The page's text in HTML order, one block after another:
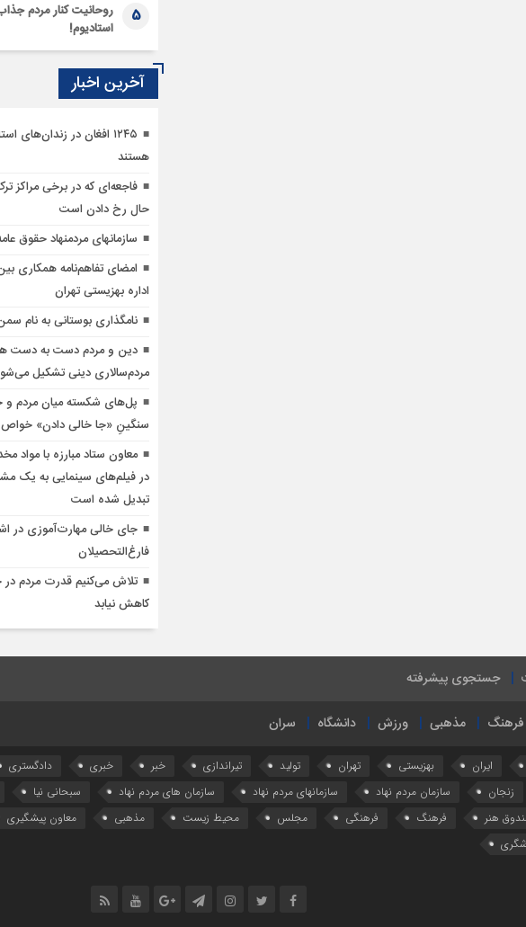
5
روحانیت کنار مردم
استادیوم!
آخرین اخبار
۱۲۴۵ افغان در
هستند
حال رخ دادن است
سازمان‎های مردم‎نهاد حقوق عامه را مطالبه کنند
امضای تفاهم‌نامه همکاری
اداره بهزیستی تهران
نامگذاری بوستانی به نام
دین و مردم دست به‌ دست
مردم‌سالاری دینی تشکیل
پل‌های شکسته میان مردم و
سنگینِ «جا خالی دادن» خواص
معاون ستاد مبارزه با مواد
در فیلم‌های سینمایی به یک
تبدیل شده است
جای خالی مهارت‌آموزی در
فارغ‌التحصیلان
تلاش می‌کنیم قدرت مردم
کاهش نیابد
جستجوی پیشرفته
فرهنگ مذهبی ورزش دانشگاه سران
ایران بهزیستی تهران تولید تیراندازی خبر خبری دادگستری
زنجان
سازمان مردم نهاد سازمانهای مردم نهاد سازمان های مردم نهاد سبحانی نیا
هنر
فرهنگ فرهنگی مجلس محیط زیست مذهبی معاون پیشگیری